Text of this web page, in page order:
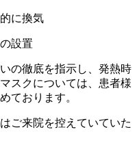
に換気
設置
の徹底を指示し、発熱時
スクについては、患者様
ております。
ご来院を控えていていた